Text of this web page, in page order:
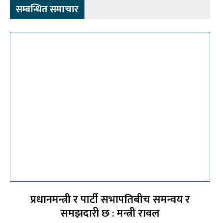
सम्बन्धित समाचार
प्रधानमन्त्री र पार्टी सभापतिबीच समन्वय र
समझदारी छ : मन्त्री रावल